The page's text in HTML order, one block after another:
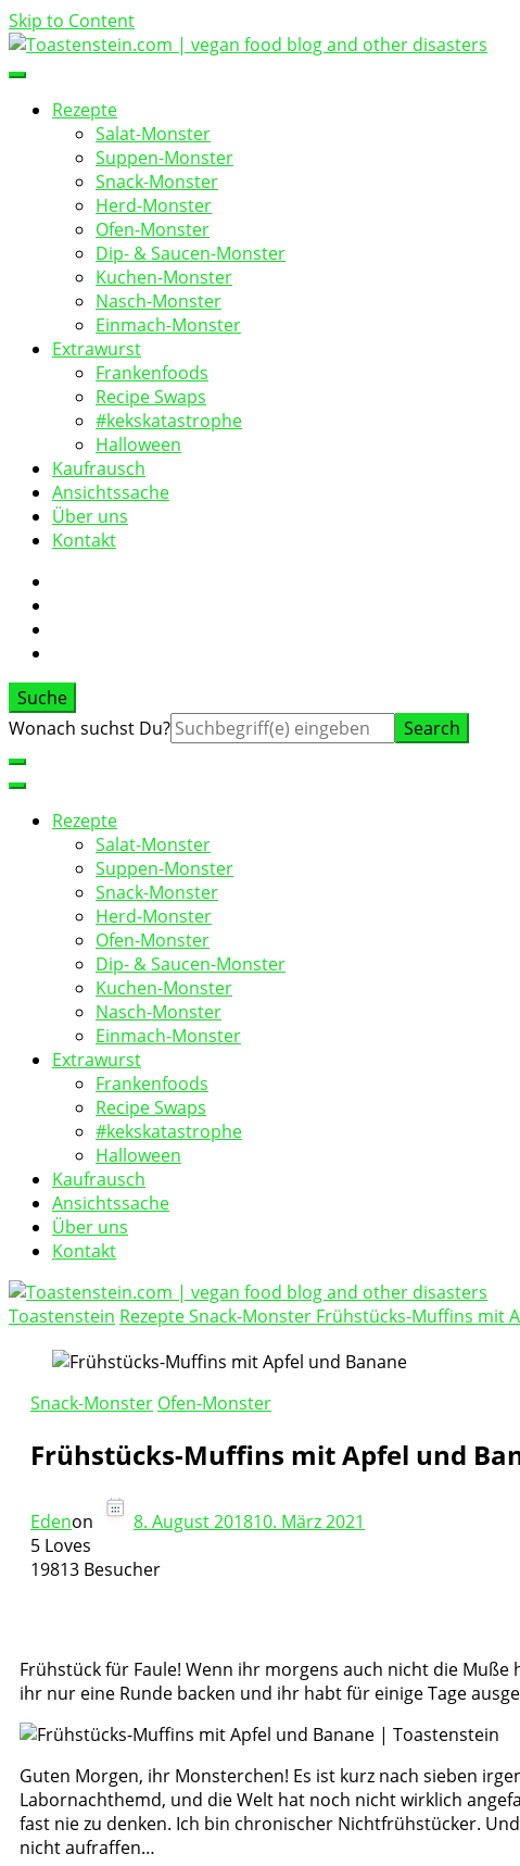
Skip to Content
Toastenstein.com
vegan food blog
Rezepte
Salat-Monster
Suppen-Monster
Snack-Monster
Herd-Monster
Ofen-Monster
Dip- & Saucen-Monster
Kuchen-Monster
Nasch-Monster
Einmach-Monster
Extrawurst
Frankenfoods
Recipe Swaps
#kekskatastrophe
Halloween
Kaufrausch
Ansichtssache
Über uns
Kontakt
Suche
Suche
Wonach suchst Du?
Rezepte
Salat-Monster
Suppen-Monster
Snack-Monster
Herd-Monster
Ofen-Monster
Dip- & Saucen-Monster
Kuchen-Monster
Nasch-Monster
Einmach-Monster
Extrawurst
Frankenfoods
Recipe Swaps
#kekskatastrophe
Halloween
Kaufrausch
Ansichtssache
Über uns
Kontakt
Toastenstein.com
Toastenstein RezepteSnack-Monster Frühstücks-Muffins mit
Snack-Monster Ofen-Monster
Frühstücks-Muffins mit Apfel und
Edenon 8. August 201810. März 2021
5 Loves
19813 Besucher
Frühstück für Faule! Wenn ihr morgens auch nicht die
ihr nur eine Runde backen und ihr habt für einige Tage
Guten Morgen, ihr Monsterchen! Es ist kurz nach sieben
Labornachthemd, und die Welt hat noch nicht wirklich
fast nie zu denken. Ich bin chronischer Nichtfrühstücker.
nicht aufraffen…